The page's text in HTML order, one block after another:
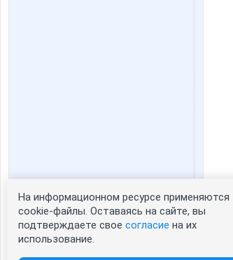
Статистика портрета:
сейчас просматривают портрет - 0
зарегистрированные пользователи
На информационном ресурсе применяются
cookie-файлы. Оставаясь на сайте, вы
подтверждаете свое согласие на их
использование.